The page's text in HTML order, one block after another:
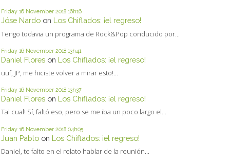
Friday 16 November 2018 16h16
Jóse Nardo on Los Chiflados: ¡el regreso!
Tengo todavia un programa de Rock&Pop conducido por...
Friday 16 November 2018 13h41
Daniel Flores on Los Chiflados: ¡el regreso!
uuf, JP, me hiciste volver a mirar esto!...
Friday 16 November 2018 13h37
Daniel Flores on Los Chiflados: ¡el regreso!
Tal cual! Sí, faltó eso, pero se me iba un poco largo el...
Friday 16 November 2018 04h05
Juan Pablo on Los Chiflados: ¡el regreso!
Daniel, te falto en el relato hablar de la reunión...